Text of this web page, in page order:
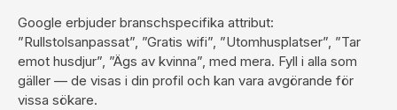
Google erbjuder branschspecifika attribut:
”Rullstolsanpassat”, ”Gratis wifi”, ”Utomhusplatser”, ”Tar
emot husdjur”, ”Ägs av kvinna”, med mera. Fyll i alla som
gäller — de visas i din profil och kan vara avgörande för
vissa sökare.